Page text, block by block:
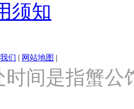
须知
们 | 网站地图 |
间是指蟹公